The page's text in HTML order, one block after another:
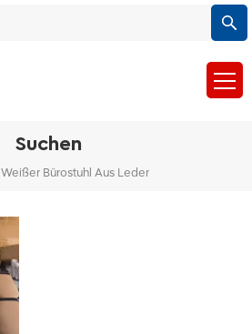
Suchen
Weißer Bürostuhl Aus Leder